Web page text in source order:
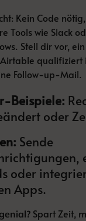
Kein Code
Tools wie Slack
Stell dir vor, ein
qualifiziert
Follow-up-Mail.
Beispiele:
oder
Sende
oder
Apps.
Spart Zeit,